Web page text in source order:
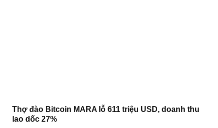
Thợ đào Bitcoin MARA lỗ 611 triệu USD, doanh thu
lao dốc 27%